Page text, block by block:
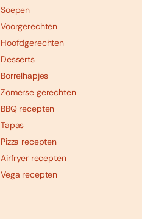
Soepen
Voorgerechten
Hoofdgerechten
Desserts
Borrelhapjes
Zomerse gerechten
BBQ recepten
Tapas
Pizza recepten
Airfryer recepten
Vega recepten